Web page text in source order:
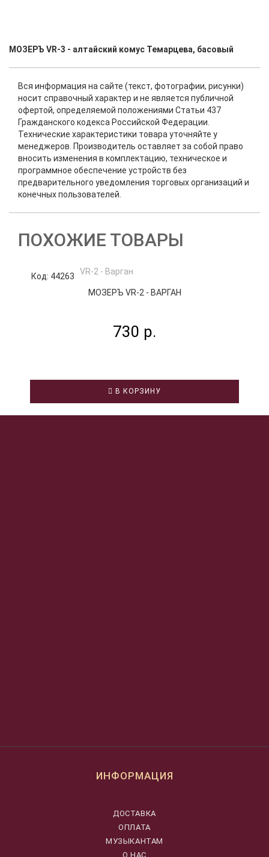
МОЗЕРЪ VR-3 - алтайский комус Темарцева, басовый
Вся информация на сайте (текст, фотографии, рисунки)
носит справочный характер и не является публичной
офертой, определяемой положениями Статьи 437
Гражданского кодекса Российской Федерации.
Технические характеристики товара уточняйте у
менеджеров. Производитель оставляет за собой право
вносить изменения в комплектацию, техническое и
программное обеспечение устройств без
предварительного уведомления торговых организаций и
конечных пользователей.
ПОХОЖИЕ ТОВАРЫ
Код: 44263
МОЗЕРЪ VR-2 - ВАРГАН
730 р.
В КОРЗИНУ
ИНФОРМАЦИЯ
ДОСТАВКА
ОПЛАТА
МУЗЫКАНТАМ
О НАС